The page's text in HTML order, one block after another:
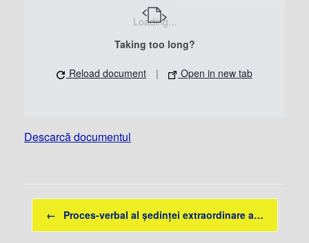
Loading...
Taking too long?
Reload document | Open in new tab
Descarcă documentul
← Proces-verbal al ședinței extraordinare a…